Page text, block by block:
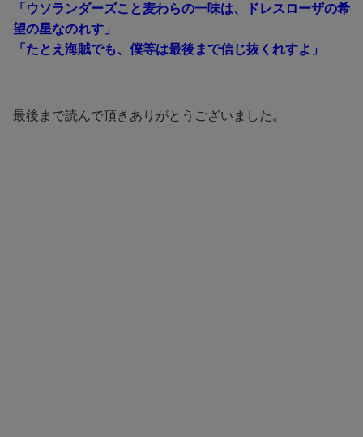
「ウソランダーズこと麦わらの一味は、ドレスローザの希
望の星なのれす」
「たとえ海賊でも、僕等は最後まで信じ抜くれすよ」
最後まで読んで頂きありがとうございました。